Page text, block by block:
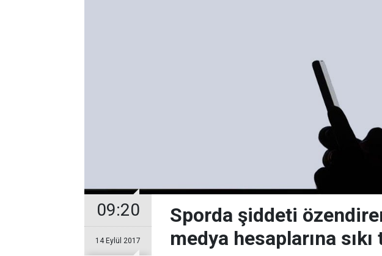
09:20
14 Eylül 2017
Sporda şiddeti
medya hesaplarına